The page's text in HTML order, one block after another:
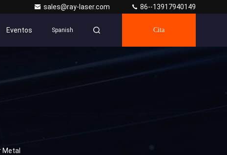
sales@ray-laser.com 86--13917940149
Eventos Spanish Cita
Metal